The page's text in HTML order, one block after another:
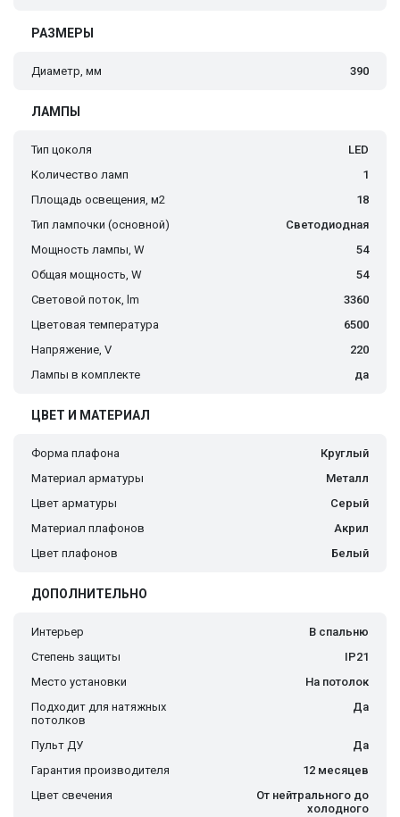
РАЗМЕРЫ
Диаметр, мм 390
ЛАМПЫ
Тип цоколя
LED
Количество ламп
1
Площадь освещения, м2
18
Тип лампочки (основной)
Светодиодная
Мощность лампы, W
54
Общая мощность, W
54
Световой поток, lm
3360
Цветовая температура
6500
Напряжение, V
220
Лампы в комплекте
да
ЦВЕТ И МАТЕРИАЛ
Форма плафона
Круглый
Материал арматуры
Металл
Цвет арматуры
Серый
Материал плафонов
Акрил
Цвет плафонов
Белый
ДОПОЛНИТЕЛЬНО
Интерьер
В спальню
Степень защиты
IP21
Место установки
На потолок
Подходит для натяжных
потолков
Да
Пульт ДУ
Да
Гарантия производителя
12 месяцев
Цвет свечения
От нейтрального до
холодного